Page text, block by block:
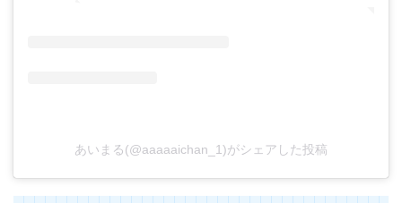
あいまる(@aaaaaichan_1)がシェアした投稿